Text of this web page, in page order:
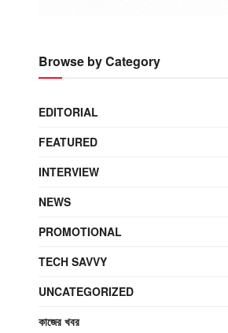
Browse by Category
EDITORIAL
FEATURED
INTERVIEW
NEWS
PROMOTIONAL
TECH SAVVY
UNCATEGORIZED
কাজের খবর